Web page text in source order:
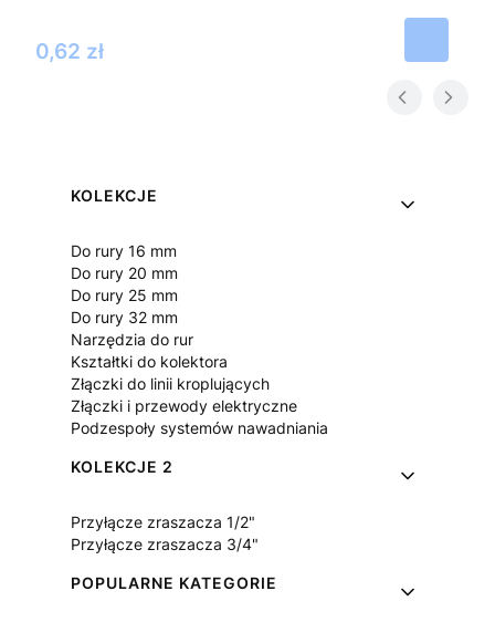
Cena
0,62 zł
Linki w stopce
KOLEKCJE
Do rury 16 mm
Do rury 20 mm
Do rury 25 mm
Do rury 32 mm
Narzędzia do rur
Kształtki do kolektora
Złączki do linii kroplujących
Złączki i przewody elektryczne
Podzespoły systemów nawadniania
KOLEKCJE 2
Przyłącze zraszacza 1/2"
Przyłącze zraszacza 3/4"
POPULARNE KATEGORIE